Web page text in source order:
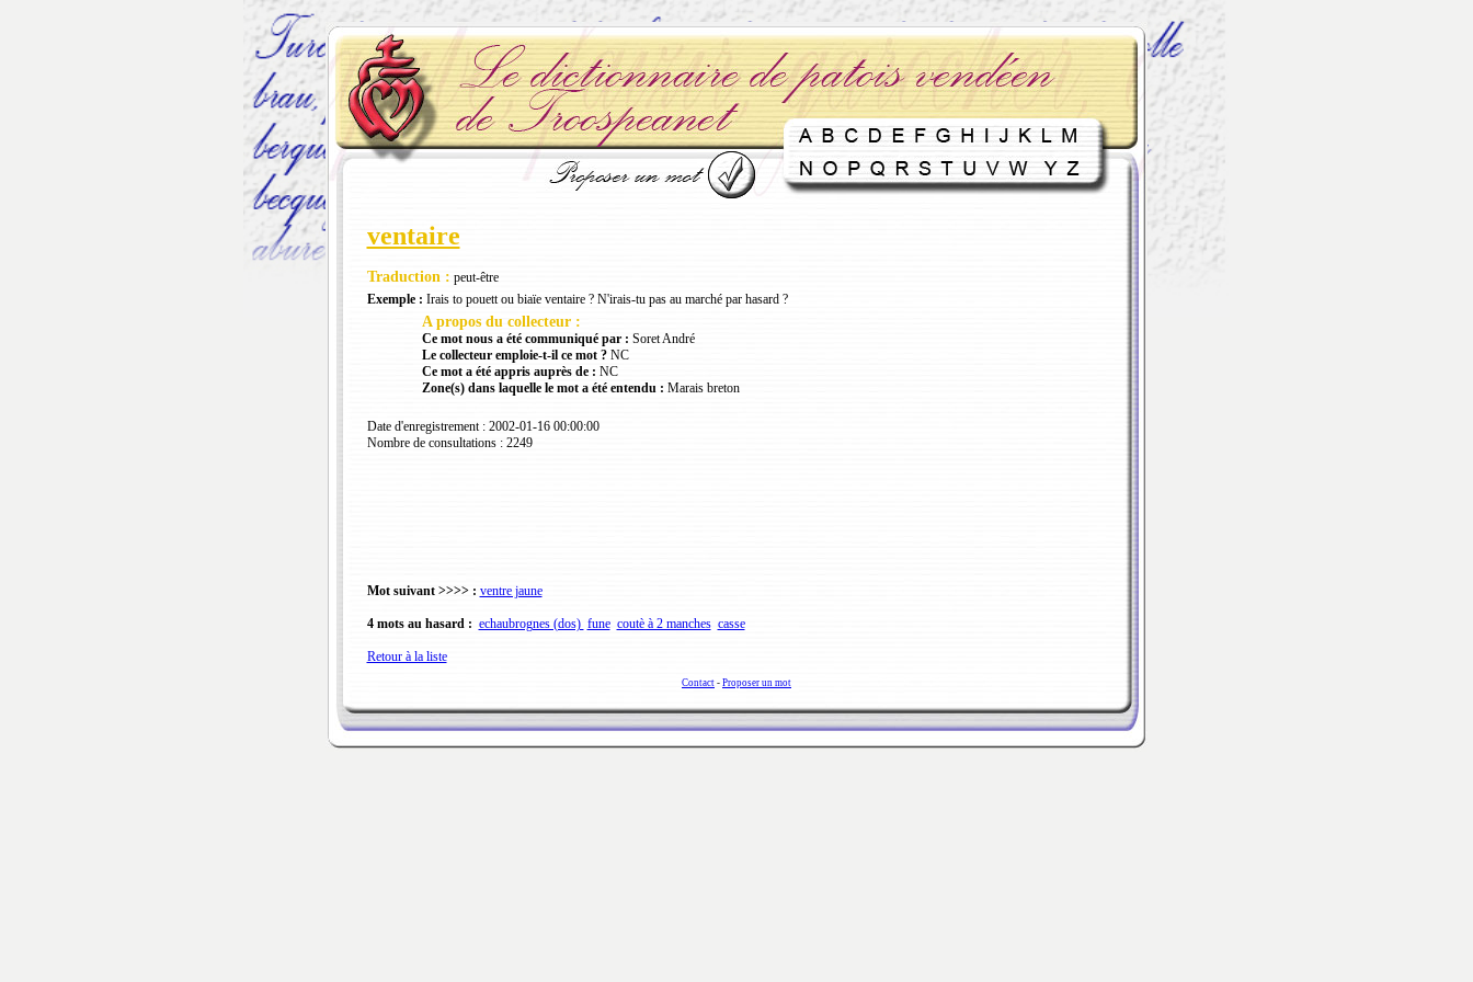
ventaire
Traduction : peut-être
Exemple : Irais to pouett ou biaïe ventaire ? N'irais-tu pas au marché par hasard ?
A propos du collecteur :
Ce mot nous a été communiqué par : Soret André
Le collecteur emploie-t-il ce mot ?NC
Ce mot a été appris auprès de : NC
Zone(s) dans laquelle le mot a été entendu : Marais breton
Date d'enregistrement : 2002-01-16 00:00:00
Nombre de consultations : 2249
Mot suivant >>>> : ventre jaune
4 mots au hasard : echaubrognes (dos) fune coutè à 2 manches casse
Retour à la liste
Contact - Proposer un mot